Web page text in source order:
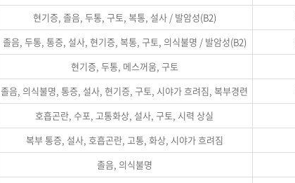
현기증, 졸음, 두통, 구토, 복통, 설사 / 발암성(B2)
졸음, 두통, 통증, 설사, 현기증, 복통, 구토, 의식불명 / 발암성(B2)
현기증, 두통, 메스꺼움, 구토
졸음, 의식불명, 통증, 설사, 현기증, 구토, 시야가 흐려짐, 복부경련
호흡곤란, 수포, 고통화상, 설사, 구토, 시력 상실
복부 통증, 설사, 호흡곤란, 고통, 화상, 시야가 흐려짐
졸음, 의식불명